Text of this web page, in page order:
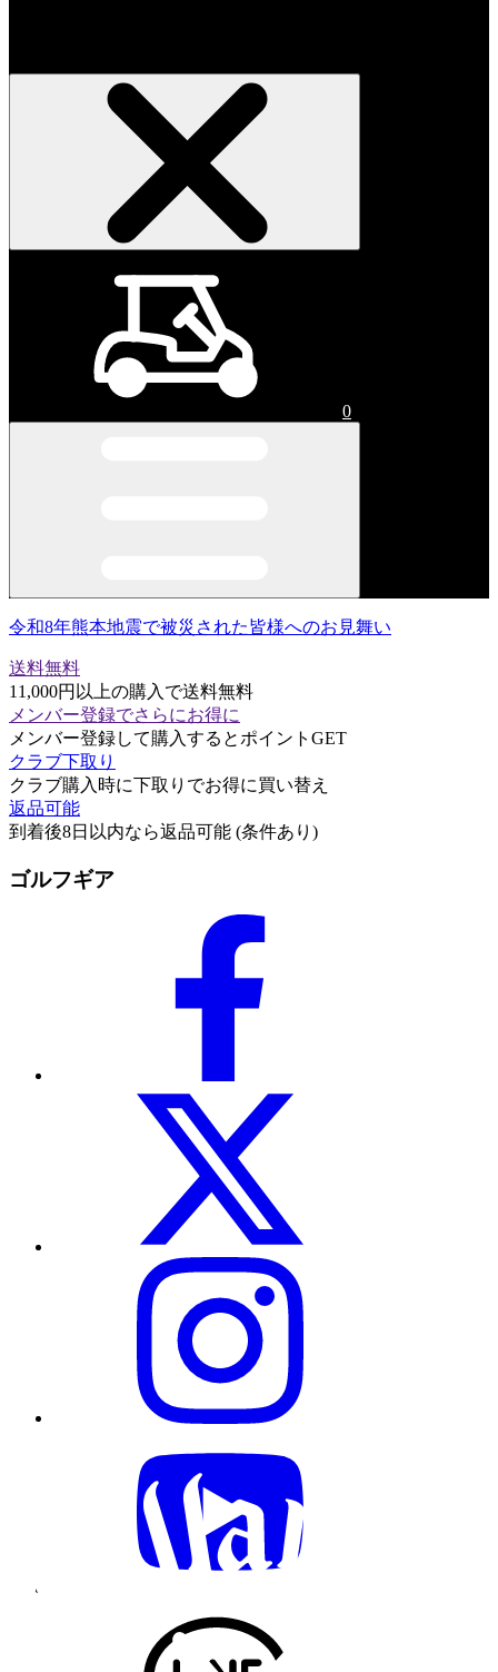
0
令和8年熊本地震で被災された皆様へのお見舞い
送料無料
11,000円以上の購入で送料無料
メンバー登録でさらにお得に
メンバー登録して購入するとポイントGET
クラブ下取り
クラブ購入時に下取りでお得に買い替え
返品可能
到着後8日以内なら返品可能 (条件あり)
ゴルフギア